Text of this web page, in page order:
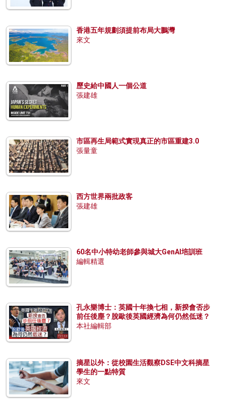
香港五年規劃須提前布局大鵬灣
來文
歷史給中國人一個公道
張建雄
市區再生局範式實現真正的市區重建3.0
張量童
西方世界兩批政客
張建雄
60名中小特幼老師參與城大GenAI培訓班
編輯精選
孔永樂博士：英國十年換七相，新揆會否步
前任後塵？脫歐後英國經濟為何仍然低迷？
本社編輯部
摘星以外：從校園生活觀察DSE中文科摘星
學生的一點特質
來文